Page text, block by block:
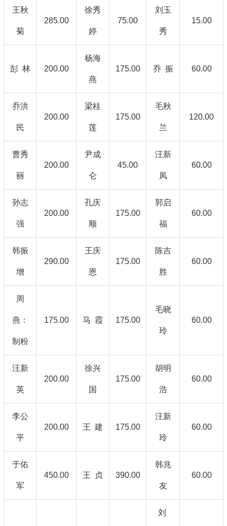
王秋
菊
285.00
徐秀
婷
75.00
刘玉
秀
15.00
彭 林 200.00
杨海
燕
175.00 乔 振 60.00
乔洪
民
200.00
梁桂
莲
175.00
毛秋
兰
120.00
曹秀
丽
200.00
尹成
仑
45.00
汪新
凤
60.00
孙志
强
200.00
孔庆
顺
175.00
郭启
福
60.00
韩振
增
290.00
王庆
恩
175.00
陈吉
胜
60.00
周
燕：
制粉
175.00 马 霞 175.00
毛晓
玲
60.00
汪新
英
200.00
徐兴
国
175.00
胡明
浩
60.00
李公
平
200.00 王 建 175.00
汪新
玲
60.00
于佑
军
450.00 王 贞 390.00
韩兆
友
60.00
刘